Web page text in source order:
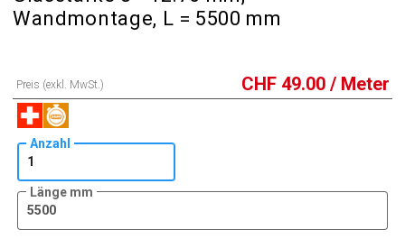
Wandmontage, L = 5500 mm
Preis (exkl. MwSt.) CHF 49.00 / Meter
Anzahl
Länge mm